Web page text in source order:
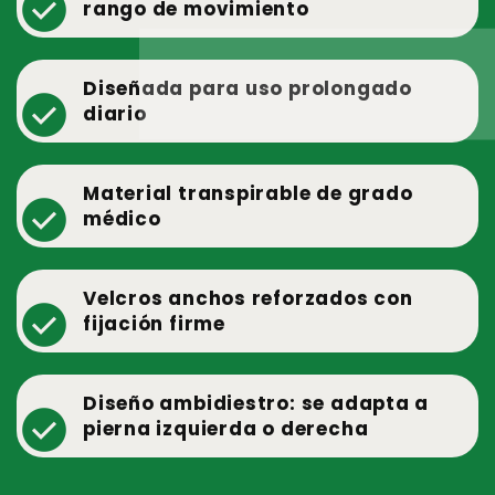
rango de movimiento
check_circle
Diseñada para uso prolongado
diario
check_circle
Material transpirable de grado
médico
check_circle
Velcros anchos reforzados con
fijación firme
check_circle
Diseño ambidiestro: se adapta a
pierna izquierda o derecha